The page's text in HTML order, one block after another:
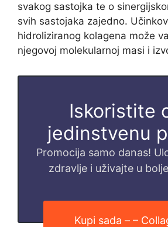
svakog sastojka te o
svih sastojaka zajedno.
hidroliziranog kolagena može
njegovoj molekularnoj masi i
Iskoristite
jedinstvenu
Promocija samo danas!
zdravlje i uživajte u
Kupi sada – –